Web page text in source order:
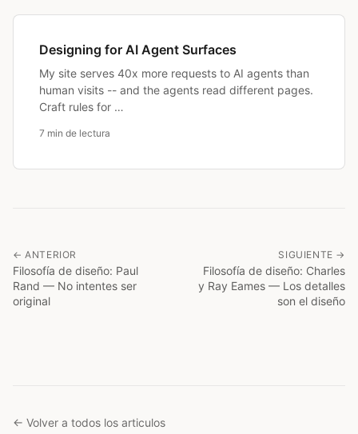
Designing for AI Agent Surfaces
My site serves 40x more requests to AI agents than
human visits -- and the agents read different pages.
Craft rules for …
7 min de lectura
← ANTERIOR
Filosofía de diseño: Paul
Rand — No intentes ser
original
SIGUIENTE →
Filosofía de diseño: Charles
y Ray Eames — Los detalles
son el diseño
← Volver a todos los articulos